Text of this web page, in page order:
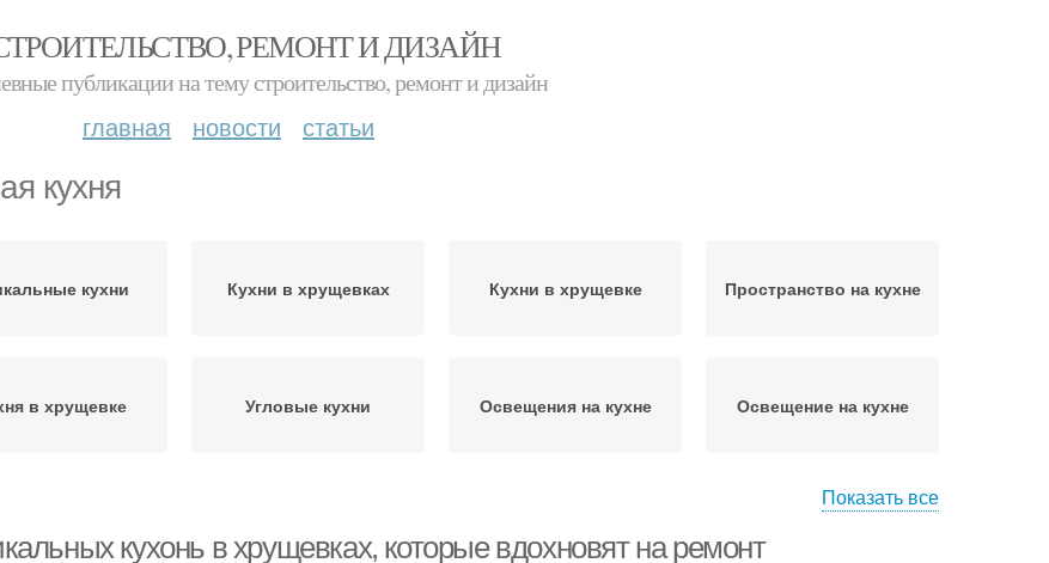
РЕМОНТ И ДИЗАЙН
публикации на тему строительство, ремонт и дизайн
главная новости статьи
кухня
кухни Кухни в хрущевках Кухни в хрущевке Пространство на кухне
в хрущевке Угловые кухни Освещения на кухне Освещение на кухне
Показать все
кухонь в хрущевках, которые вдохновят на ремонт